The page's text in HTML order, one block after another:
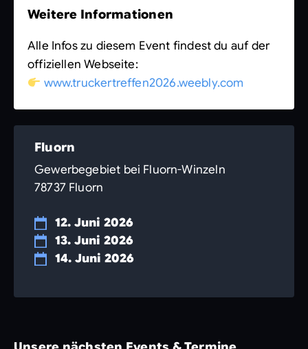
Weitere Informationen
Alle Infos zu diesem Event findest du auf der
offiziellen Webseite:
www.truckertreffen2026.weebly.com
Fluorn
Gewerbegebiet bei Fluorn-Winzeln
78737 Fluorn
12. Juni 2026
13. Juni 2026
14. Juni 2026